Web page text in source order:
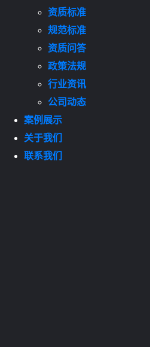
资质标准
规范标准
资质问答
政策法规
行业资讯
公司动态
案例展示
关于我们
联系我们